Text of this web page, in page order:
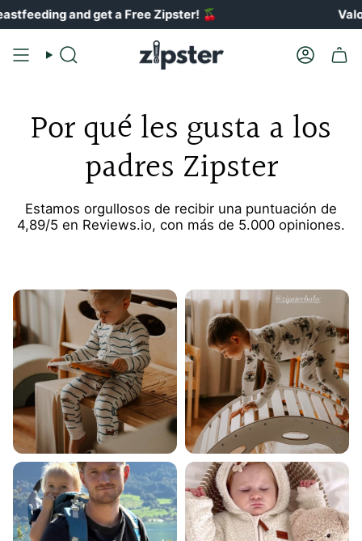
alget a Free Zipster!🍒 Valorado 4.89 / 5
Buscar
Cuenta
Por qué les gusta a los
padres Zipster
Estamos orgullosos de recibir una puntuación de
4,89/5 en Reviews.io, con más de 5.000 opiniones.